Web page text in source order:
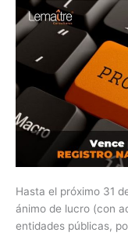
Hasta el próximo 31
ánimo de lucro (con
entidades públicas,
Registro
Nacional
de
Bases
Datos